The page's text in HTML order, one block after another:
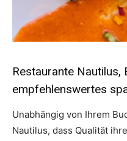
Restaurante Nautilus,
empfehlenswertes
Unabhängig von Ihrem
Nautilus, dass Qualität